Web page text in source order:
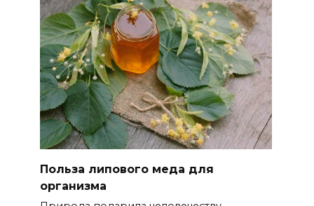
Польза липового меда для
организма